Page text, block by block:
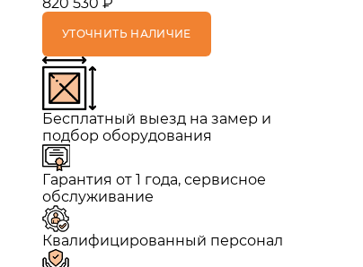
УТОЧНИТЬ НАЛИЧИЕ
Бесплатный выезд на замер и
подбор оборудования
Гарантия от 1 года, сервисное
обслуживание
Квалифицированный персонал